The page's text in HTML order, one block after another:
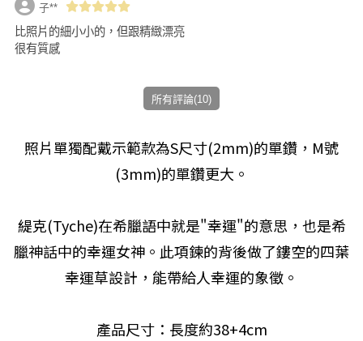
子**
比照片的細小小的，但跟精緻漂亮
很有質感
所有評論(10)
照片單獨配戴示範款為S尺寸(2mm)的單鑽，M號
(3mm)的單鑽更大。
緹克(Tyche)在希臘語中就是"幸運"的意思，也是希
臘神話中的幸運女神。此項鍊的背後做了鏤空的四葉
幸運草設計，能帶給人幸運的象徵。
產品尺寸：長度約38+4cm